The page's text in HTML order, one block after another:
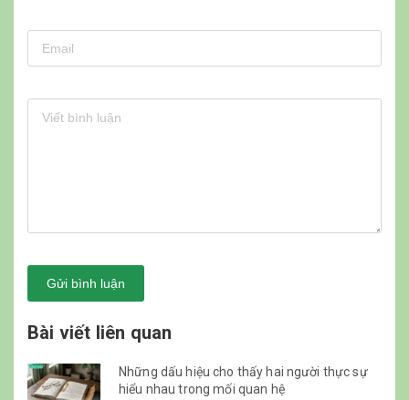
Gửi bình luận
Bài viết liên quan
Những dấu hiệu cho thấy hai người thực sự
hiểu nhau trong mối quan hệ